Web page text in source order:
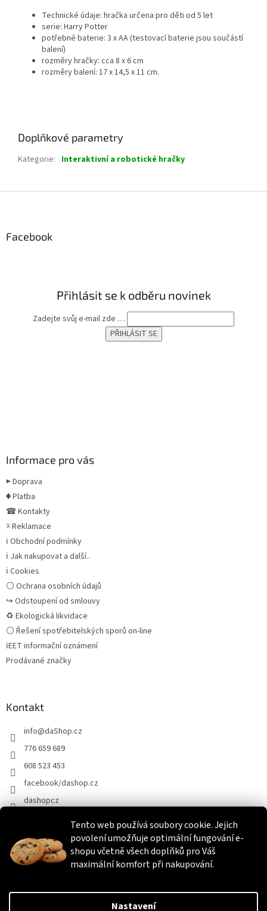
Tento web používá soubory cookie. Jejich
povolení umožňuje optimální fungování e-
shopu včetně všech doplňků pro Váš
maximální komfort při nakupování.
Nastavení
Technické údaje: hračka určena pro děti od 5 let
serie: Harry Potter
potřebné baterie: 3 x AA (testovací baterie jsou součástí
balení)
rozměry hračky: cca 8 x 6 cm
rozměry balení: 17 x 14,5 x 11 cm.
Doplňkové parametry
Kategorie: Interaktivní a robotické hračky
Facebook
Přihlásit se k odběru novinek
Zadejte svůj e-mail zde …
Informace pro vás
▶ Doprava
♦ Platba
☎ Kontakty
☓ Reklamace
ℹ Obchodní podmínky
ℹ Jak nakupovat a další..
ℹ Cookies
⚪ Ochrana osobních údajů
↪ Odstoupení od smlouvy
♻ Ekologická likvidace
⚪ Řešení spotřebitelských sporů on-line
ℹEET informační oznámení
Prodávané značky
Kontakt
info@daShop.cz
776 659 689
608 523 453
facebook/dashop.cz
dashopcz
Heureka.cz Zboží.cz Srovnáme.cz